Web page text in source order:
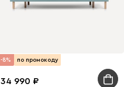
-8% по промокоду
34 990